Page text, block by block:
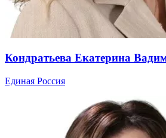
Кондратьева Екатерина
Единая Россия